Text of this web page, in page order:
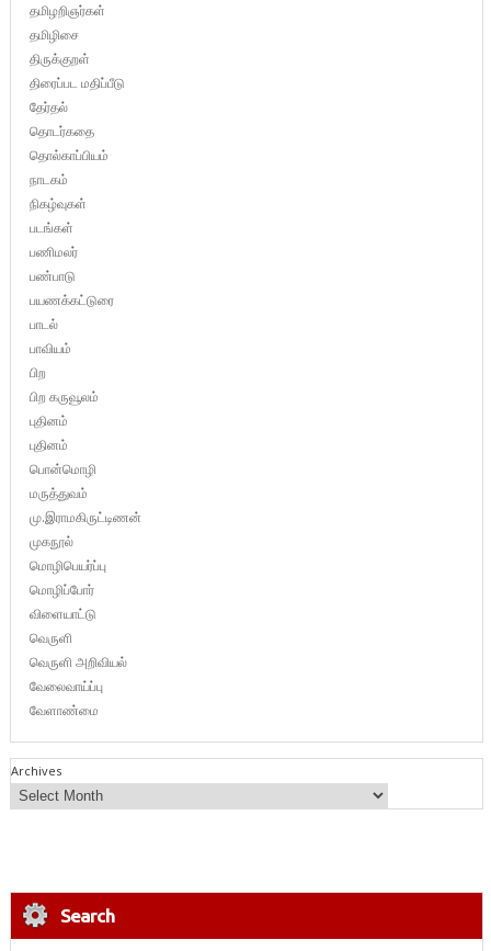
தமிழறிஞர்கள்
தமிழிசை
திருக்குறள்
திரைப்பட மதிப்பீடு
தேர்தல்
தொடர்கதை
தொல்காப்பியம்
நாடகம்
நிகழ்வுகள்
படங்கள்
பணிமலர்
பண்பாடு
பயணக்கட்டுரை
பாடல்
பாவியம்
பிற
பிற கருவூலம்
புதினம்
புதினம்
பொன்மொழி
மருத்துவம்
மு.இராமகிருட்டிணன்
முகநூல்
மொழிபெயர்ப்பு
மொழிப்போர்
விளையாட்டு
வெருளி
வெருளி அறிவியல்
வேலைவாய்ப்பு
வேளாண்மை
Archives
Search